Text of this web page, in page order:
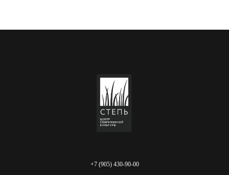
+7 (905) 430-90-00